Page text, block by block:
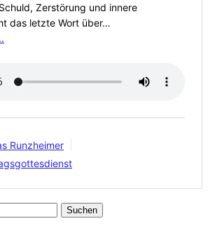
Zerstörung und innere
das letzte Wort über…
Runzheimer